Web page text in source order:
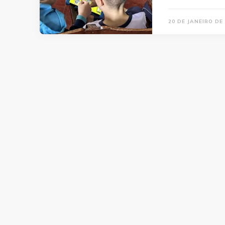
20 DE JANEIRO